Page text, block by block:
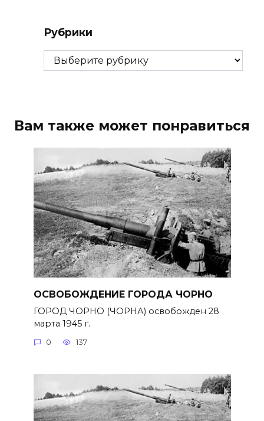
Рубрики
Рубрики
Вам также может понравиться
ОСВОБОЖДЕНИЕ ГОРОДА ЧОРНО
ГОРОД ЧОРНО (ЧОРНА) освобожден 28
марта 1945 г.
0 137